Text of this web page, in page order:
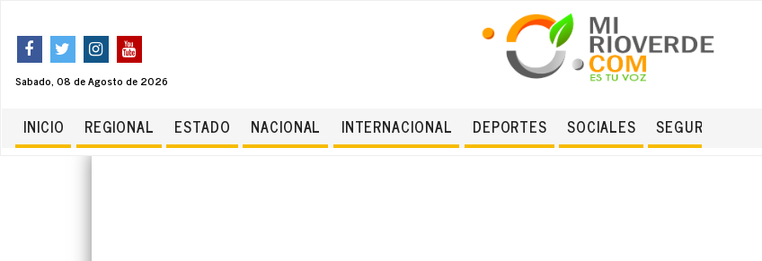
Sabado, 08 de Agosto de 2026
INICIO REGIONAL ESTADO NACIONAL INTERNACIONAL DEPORTES SOCIALES SEGURIDAD